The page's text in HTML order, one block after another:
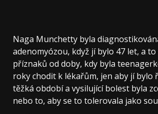
Naga Munchetty byla
adenomyózou, když jí bylo 47 let, a
příznaků od doby, kdy byla
roky chodit k lékařům, jen aby jí bylo
těžká období a vysilující bolest byla
nebo to, aby se to tolerovala jako